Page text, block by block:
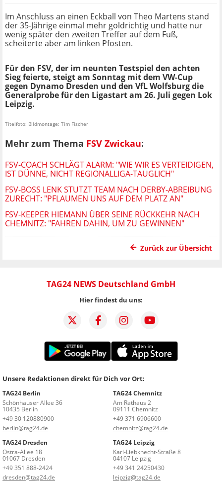
Im Anschluss an einen Eckball von Theo Martens stand
der 35-Jährige einmal mehr goldrichtig und hatte nur
wenig später den zweiten Treffer auf dem Fuß,
scheiterte aber am linken Pfosten.
Für den FSV, der im neunten Testspiel den achten
Sieg feierte, steigt am Sonntag mit dem VW-Cup
gegen Dynamo Dresden und den VfL Wolfsburg die
Generalprobe für den Ligastart am 26. Juli gegen Lok
Leipzig.
Titelfoto: Bildmontage: Tim Fischer
Mehr zum Thema FSV Zwickau:
FSV-COACH SCHLÄGT ALARM: "WIE WIR ES VERTEIDIGEN,
IST DÜNNE, NICHT REGIONALLIGA-TAUGLICH"
FSV-BOSS LENK STUTZT TEAM NACH DERBY-ABREIBUNG
ZURECHT: "PFLAUMEN UNS AUF DEM PLATZ AN"
FSV-KEEPER HIEMANN ÜBER SEINE RÜCKKEHR NACH
CHEMNITZ: "FAHREN DAHIN, UM ZU GEWINNEN"
Zurück zur Übersicht
TAG24 NEWS Deutschland GmbH
Hier findest du uns:
Unsere Redaktionen direkt für Dich vor Ort:
TAG24 Berlin
Schönhauser Allee 36
10435 Berlin
+49 30 120880900
berlin@tag24.de
TAG24 Chemnitz
Am Rathaus 2
09111 Chemnitz
+49 371 6906600
chemnitz@tag24.de
TAG24 Dresden
Ostra-Allee 18
01067 Dresden
+49 351 888-2424
dresden@tag24.de
TAG24 Leipzig
Karl-Liebknecht-Straße 8
04107 Leipzig
+49 341 24250430
leipzig@tag24.de